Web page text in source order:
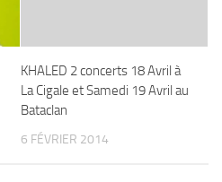
KHALED 2 concerts 18 Avril à
La Cigale et Samedi 19 Avril au
Bataclan
6 FÉVRIER 2014